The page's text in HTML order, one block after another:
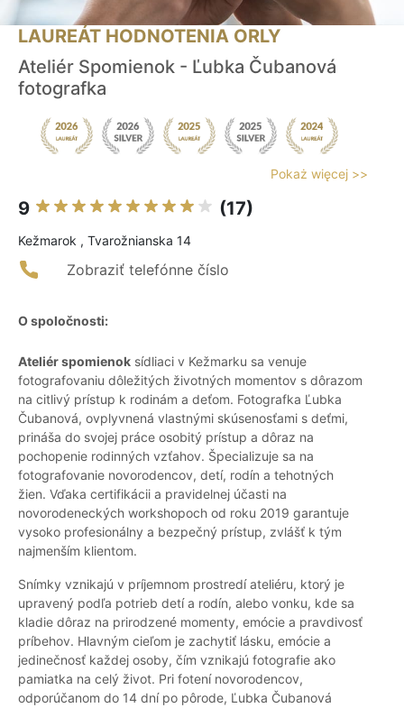
LAUREÁT HODNOTENIA ORLY
Ateliér Spomienok - Ľubka Čubanová
fotografka
Pokaż więcej >>
9 (17)
Kežmarok , Tvarožnianska 14
Zobraziť telefónne číslo
O spoločnosti:
Ateliér spomienok sídliaci v Kežmarku sa venuje
fotografovaniu dôležitých životných momentov s dôrazom
na citlivý prístup k rodinám a deťom. Fotografka Ľubka
Čubanová, ovplyvnená vlastnými skúsenosťami s deťmi,
prináša do svojej práce osobitý prístup a dôraz na
pochopenie rodinných vzťahov. Špecializuje sa na
fotografovanie novorodencov, detí, rodín a tehotných
žien. Vďaka certifikácii a pravidelnej účasti na
novorodeneckých workshopoch od roku 2019 garantuje
vysoko profesionálny a bezpečný prístup, zvlášť k tým
najmenším klientom.
Snímky vznikajú v príjemnom prostredí ateliéru, ktorý je
upravený podľa potrieb detí a rodín, alebo vonku, kde sa
kladie dôraz na prirodzené momenty, emócie a pravdivosť
príbehov. Hlavným cieľom je zachytiť lásku, emócie a
jedinečnosť každej osoby, čím vznikajú fotografie ako
pamiatka na celý život. Pri fotení novorodencov,
odporúčanom do 14 dní po pôrode, Ľubka Čubanová